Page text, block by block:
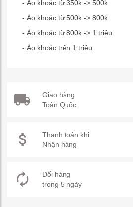
- Áo khoác từ 350k -> 500k
- Áo khoác từ 500k -> 800k
- Áo khoác từ 800k -> 1 triệu
- Áo khoác trên 1 triệu
Giao hàng
Toàn Quốc
Thanh toán khi
Nhận hàng
Đổi hàng
trong 5 ngày